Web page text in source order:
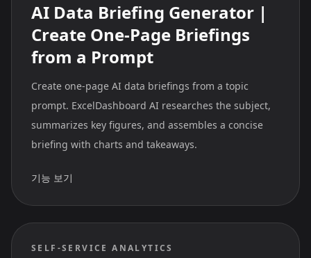
AI Data Briefing Generator |
Create One-Page Briefings
from a Prompt
Create one-page AI data briefings from a topic
prompt. ExcelDashboard AI researches the subject,
summarizes key figures, and assembles a concise
briefing with charts and takeaways.
기능 보기
SELF-SERVICE ANALYTICS